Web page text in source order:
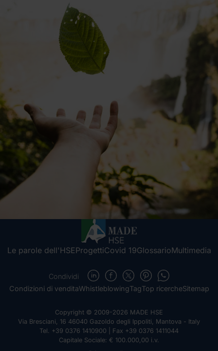
Le parole dell'HSEProgettiCovid 19GlossarioMultimedia
Condizioni di venditaWhistleblowingTagTop ricercheSitemap
Condividi
Copyright © 2009-2026 MADE HSE
Via Bresciani, 16 46040 Gazoldo degli Ippoliti, Mantova - Italy
Tel. +39 0376 1410900 | Fax +39 0376 1411044
Capitale Sociale: € 100.000,00 i.v.